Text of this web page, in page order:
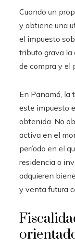
Cuando un
y obtiene una
el impuesto
tributo grava
de compra y el
En Panamá, la
este impuesto
obtenida. No
activa en el
período en el
residencia o
adquieren
y venta futura